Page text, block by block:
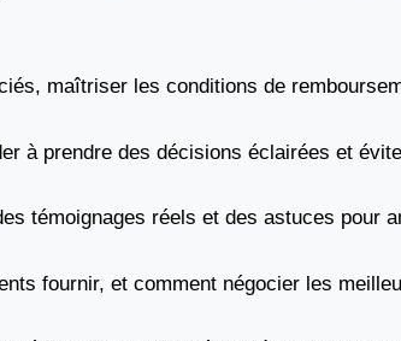
maîtriser les conditions de
à prendre des décisions éclairées et
témoignages réels et des astuces pour
fournir, et comment négocier les